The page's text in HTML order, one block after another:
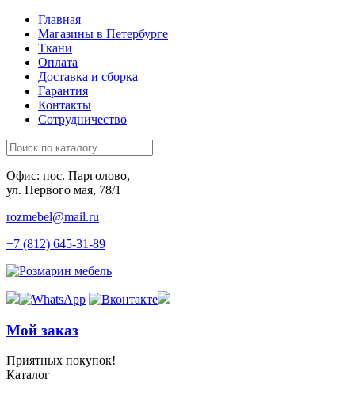
Главная
Магазины в Петербурге
Ткани
Оплата
Доставка и сборка
Гарантия
Контакты
Сотрудничество
Офис: пос. Парголово,
ул. Первого мая, 78/1
rozmebel@mail.ru
+7 (812) 645-31-89
Мой заказ
Приятных покупок!
Каталог